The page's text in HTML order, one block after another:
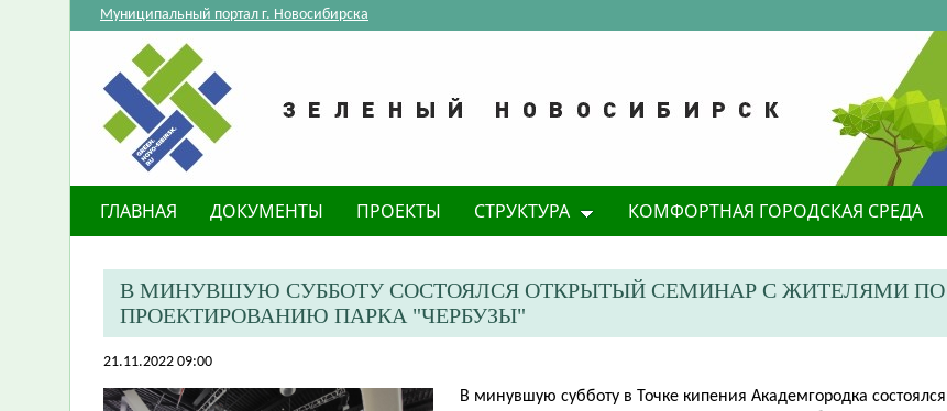
Муниципальный портал г. Новосибирска
ГЛАВНАЯ ДОКУМЕНТЫ ПРОЕКТЫ СТРУКТУРА КОМФОРТНАЯ ГОРОДСКАЯ СРЕДА
В МИНУВШУЮ СУББОТУ СОСТОЯЛСЯ ОТКРЫТЫЙ СЕМИНАР С ЖИТЕЛЯМИ ПО
ПРОЕКТИРОВАНИЮ ПАРКА "ЧЕРБУЗЫ"
21.11.2022 09:00
В минувшую субботу в Точке кипения Академгородка